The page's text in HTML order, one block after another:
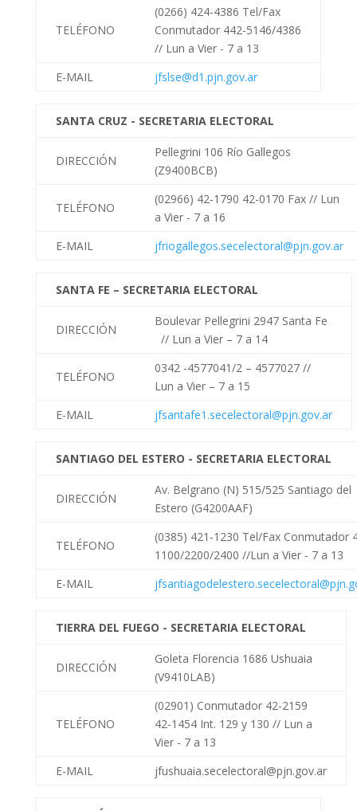
TELÉFONO
(0266) 424-4386 Tel/Fax
Conmutador 442-5146/4386
// Lun a Vier - 7 a 13
E-MAIL
jfslse@d1.pjn.gov.ar
SANTA CRUZ - SECRETARIA ELECTORAL
DIRECCIÓN
Pellegrini 106 Río Gallegos
(Z9400BCB)
TELÉFONO
(02966) 42-1790 42-0170 Fax // Lun
a Vier - 7 a 16
E-MAIL
jfriogallegos.secelectoral@pjn.gov.ar
SANTA FE – SECRETARIA ELECTORAL
DIRECCIÓN
Boulevar Pellegrini 2947 Santa Fe
// Lun a Vier – 7 a 14
TELÉFONO
0342 -4577041/2 – 4577027//
Lun a Vier – 7 a 15
E-MAIL
jfsantafe1.secelectoral@pjn.gov.ar
SANTIAGO DEL ESTERO - SECRETARIA ELECTORAL
DIRECCIÓN
Av. Belgrano (N) 515/525 Santiago del
Estero (G4200AAF)
TELÉFONO
(0385) 421-1230 Tel/Fax Conmutador
1100/2200/2400 //Lun a Vier - 7 a 13
E-MAIL
TIERRA DEL FUEGO - SECRETARIA ELECTORAL
DIRECCIÓN
Goleta Florencia 1686 Ushuaia
(V9410LAB)
TELÉFONO
(02901) Conmutador 42-2159
42-1454 Int. 129 y 130 // Lun a
Vier - 7 a 13
E-MAIL
jfushuaia.secelectoral@pjn.gov.ar